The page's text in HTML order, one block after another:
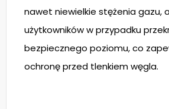
nawet niewielkie stężenia gazu,
użytkowników w przypadku
bezpiecznego poziomu, co
ochronę przed tlenkiem węgla.